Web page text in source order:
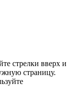
стрелки вверх и
страницу.